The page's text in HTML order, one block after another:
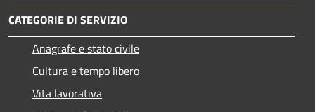
CATEGORIE DI SERVIZIO
Anagrafe e stato civile
Cultura e tempo libero
Vita lavorativa